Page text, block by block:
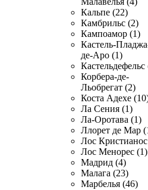
Кальпе (22)
Камбрильс (2)
Кампоамор (1)
Кастель-
де-Аро (1)
Кастельдефельс
Корбера-де-
Льобрегат (2)
Коста Адехе
Ла Сения (1)
Ла-Оротава (1)
Ллорет де Мар
Лос
Лос Менорес (1)
Мадрид (4)
Малага (23)
Марбелья (46)